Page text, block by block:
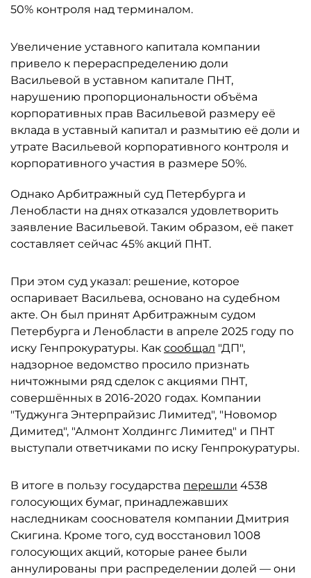
50% контроля над терминалом.
Увеличение уставного капитала компании
привело к перераспределению доли
Васильевой в уставном капитале ПНТ,
нарушению пропорциональности объёма
корпоративных прав Васильевой размеру её
вклада в уставный капитал и размытию её доли и
утрате Васильевой корпоративного контроля и
корпоративного участия в размере 50%.
Однако Арбитражный суд Петербурга и
Ленобласти на днях отказался удовлетворить
заявление Васильевой. Таким образом, её пакет
составляет сейчас 45% акций ПНТ.
При этом суд указал: решение, которое
оспаривает Васильева, основано на судебном
акте. Он был принят Арбитражным судом
Петербурга и Ленобласти в апреле 2025 году по
иску Генпрокуратуры. Как сообщал "ДП",
надзорное ведомство просило признать
ничтожными ряд сделок с акциями ПНТ,
совершённых в 2016-2020 годах. Компании
"Туджунга Энтерпрайзис Лимитед", "Новомор
Димитед", "Алмонт Холдингс Лимитед" и ПНТ
выступали ответчиками по иску Генпрокуратуры.
В итоге в пользу государства перешли 4538
голосующих бумаг, принадлежавших
наследникам сооснователя компании Дмитрия
Скигина. Кроме того, суд восстановил 1008
голосующих акций, которые ранее были
аннулированы при распределении долей — они